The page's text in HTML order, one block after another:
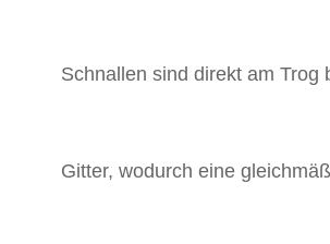
Schnallen sind direkt am Trog
Gitter, wodurch eine